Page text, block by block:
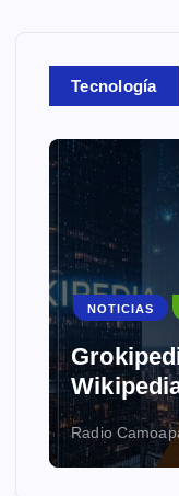
Tecnología
NOTICIAS
Radio